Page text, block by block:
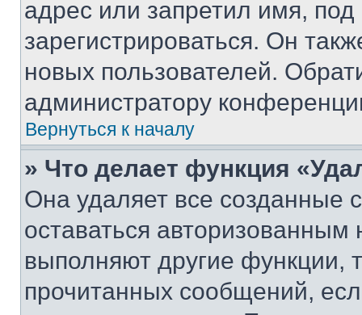
адрес или запретил имя,
зарегистрироваться. Он
новых пользователей.
администратору
Вернуться к началу
» Что делает функция
Она удаляет все созданные
оставаться
выполняют другие функции,
прочитанных сообщений,